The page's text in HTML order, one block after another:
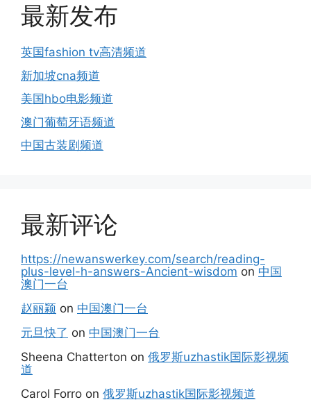
最新发布
英国fashion tv高清频道
新加坡cna频道
美国hbo电影频道
澳门葡萄牙语频道
中国古装剧频道
最新评论
https://newanswerkey.com/search/reading-
plus-level-h-answers-Ancient-wisdom on 中国
澳门一台
赵丽颖 on 中国澳门一台
元旦快了 on 中国澳门一台
Sheena Chatterton on 俄罗斯uzhastik国际影视频
道
Carol Forro on 俄罗斯uzhastik国际影视频道